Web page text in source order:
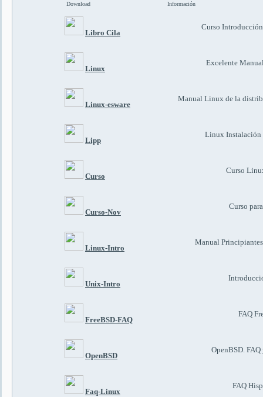
Download Información
Libro Cila
Curso
Linux
Excelente
Linux-esware
Manual Linux de la
Lipp
Linux Instalación
Curso
Curso
Curso-Nov
Curso
Linux-Intro
Manual
Unix-Intro
FreeBSD-FAQ
FAQ
OpenBSD
OpenBSD.
Faq-Linux
FAQ